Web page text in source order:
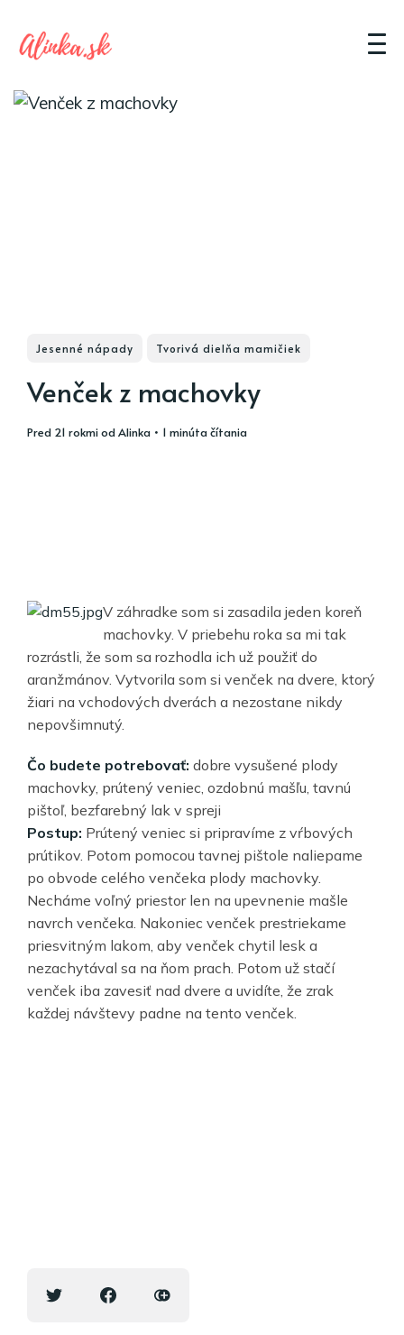
Jesenné nápady Tvorivá dielňa mamičiek
Venček z machovky
pred 21 rokmiodAlinka • 1 minúta čítania
V záhradke som si zasadila jeden koreň
machovky. V priebehu roka sa mi tak
rozrástli, že som sa rozhodla ich už použiť do
aranžmánov. Vytvorila som si venček na dvere, ktorý
žiari na vchodových dverách a nezostane nikdy
nepovšimnutý.
Čo budete potrebovať: dobre vysušené plody
machovky, prútený veniec, ozdobnú mašľu, tavnú
pištoľ, bezfarebný lak v spreji
Postup: Prútený veniec si pripravíme z vŕbových
prútikov. Potom pomocou tavnej pištole naliepame
po obvode celého venčeka plody machovky.
Necháme voľný priestor len na upevnenie mašle
navrch venčeka. Nakoniec venček prestriekame
priesvitným lakom, aby venček chytil lesk a
nezachytával sa na ňom prach. Potom už stačí
venček iba zavesiť nad dvere a uvidíte, že zrak
každej návštevy padne na tento venček.